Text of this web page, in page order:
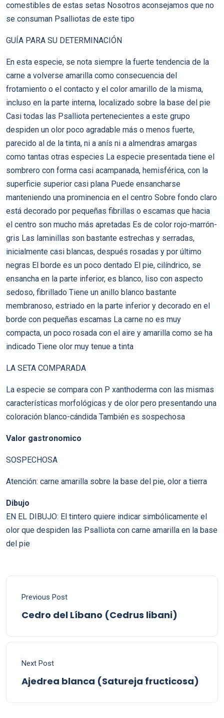
comestibles de estas setas Nosotros aconsejamos que no
se consuman Psalliotas de este tipo
GUÍA PARA SU DETERMINACIÓN
En esta especie, se nota siempre la fuerte tendencia de la
carne a volverse amarilla como consecuencia del
frotamiento o el contacto y el color amarillo de la misma,
incluso en la parte interna, localizado sobre la base del pie
Casi todas las Psalliota pertenecientes a este grupo
despiden un olor poco agradable más o menos fuerte,
parecido al de la tinta, ni a anís ni a almendras amargas
como tantas otras especies La especie presentada tiene el
sombrero con forma casi acampanada, hemisférica, con la
superficie superior casi plana Puede ensancharse
manteniendo una prominencia en el centro Sobre fondo claro
está decorado por pequeñas fibrillas o escamas que hacia
el centro son mucho más apretadas Es de color rojo-marrón-
gris Las laminillas son bastante estrechas y serradas,
inicialmente casi blancas, después rosadas y por último
negras El borde es un poco dentado El pie, cilíndrico, se
ensancha en la parte inferior, es blanco, liso con aspecto
sedoso, fibrillado Tiene un anillo blanco bastante
membranoso, estriado en la parte inferior y decorado en el
borde con pequeñas escamas La carne no es muy
compacta, un poco rosada con el aire y amarilla como se ha
indicado Tiene olor muy tenue a tinta
LA SETA COMPARADA
La especie se compara con P xanthoderma con las mismas
características morfológicas y de olor pero presentando una
coloración blanco-cándida También es sospechosa
Valor gastronomico
SOSPECHOSA
Atención: carne amarilla sobre la base del pie, olor a tierra
Dibujo
EN EL DIBUJO: El tintero quiere indicar simbólicamente el
olor que despiden las Psalliota con carne amarilla en la base
del pie
Previous Post
Cedro del Líbano (Cedrus libani)
Next Post
Ajedrea blanca (Satureja fructicosa)